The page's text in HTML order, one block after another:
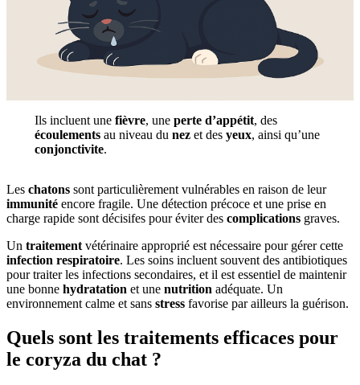
Ils incluent une fièvre, une perte d’appétit, des
écoulementsau niveau du nezet des yeux, ainsi qu’une
conjonctivite.
Les chatons sont particulièrement vulnérables en raison de leur
immunité encore fragile. Une détection précoce et une prise en
charge rapide sont décisifes pour éviter des complications graves.
Un traitement vétérinaire approprié est nécessaire pour gérer cette
infection respiratoire. Les soins incluent souvent des antibiotiques
pour traiter les infections secondaires, et il est essentiel de maintenir
une bonne hydratation et une nutrition adéquate. Un
environnement calme et sans stress favorise par ailleurs la guérison.
Quels sont les traitements efficaces pour
le coryza du chat ?